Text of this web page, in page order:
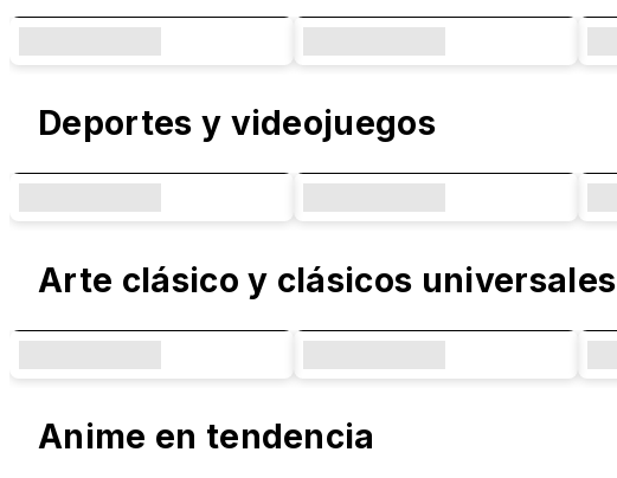
Deportes y videojuegos
Arte clásico y clásicos universales
Anime en tendencia